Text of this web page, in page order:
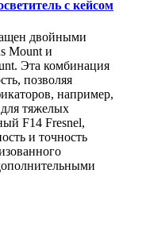
с кейсом
двойными
Mount и
Эта комбинация
позволяя
например,
тяжелых
F14 Fresnel,
и точность